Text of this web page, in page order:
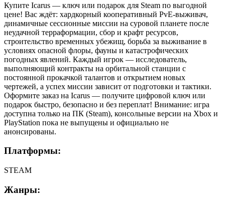
Купите Icarus — ключ или подарок для Steam по выгодной
цене! Вас ждёт: хардкорный кооперативный PvE-выживач,
динамичные сессионные миссии на суровой планете после
неудачной терраформации, сбор и крафт ресурсов,
строительство временных убежищ, борьба за выживание в
условиях опасной флоры, фауны и катастрофических
погодных явлений. Каждый игрок — исследователь,
выполняющий контракты на орбитальной станции с
постоянной прокачкой талантов и открытием новых
чертежей, а успех миссии зависит от подготовки и тактики.
Оформите заказ на Icarus — получите цифровой ключ или
подарок быстро, безопасно и без переплат! Внимание: игра
доступна только на ПК (Steam), консольные версии на Xbox и
PlayStation пока не выпущены и официально не
анонсированы.
Платформы:
STEAM
Жанры: